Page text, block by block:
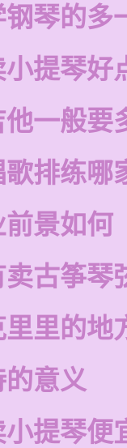
琴的多
提琴好
一般要
排练哪
景如何
古筝琴
里的地
意义
提琴便